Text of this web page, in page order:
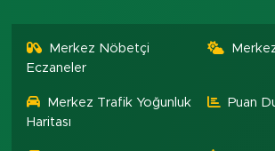
Merkez Nöbetçi
Eczaneler
Merkez Trafik Yoğunluk
Haritası
Puan